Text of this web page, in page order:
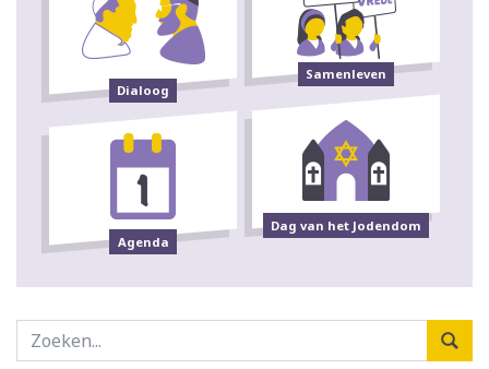
Dialoog
Samenleven
Agenda
Dag van het Jodendom